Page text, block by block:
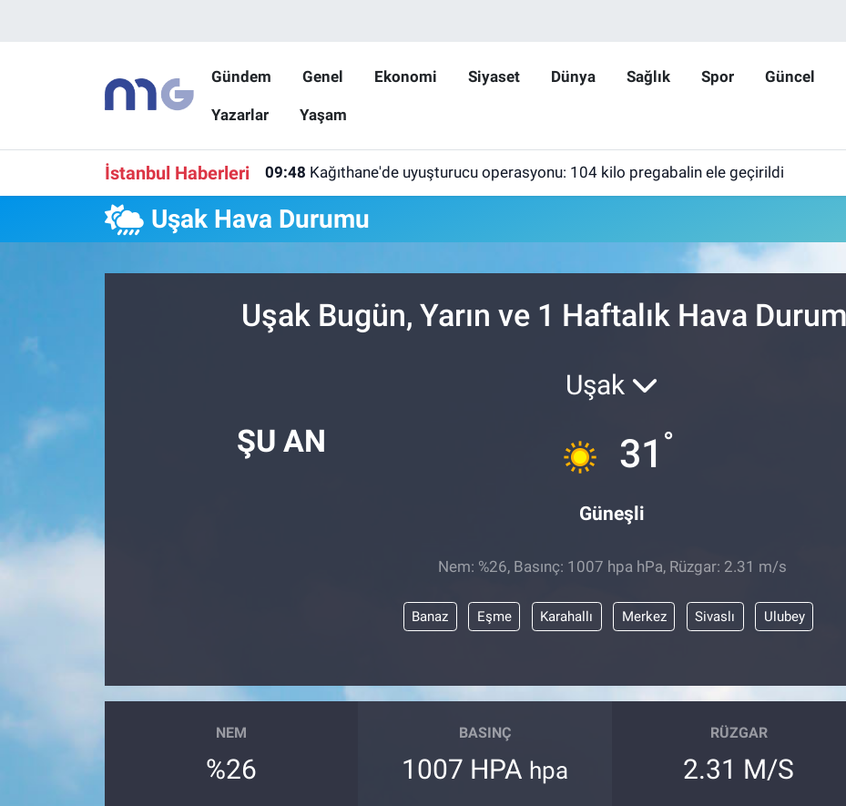
Gündem Genel Ekonomi Siyaset Dünya Sağlık Spor Güncel
Yazarlar Yaşam
İstanbul Haberleri 09:48 Kağıthane'de uyuşturucu operasyonu: 104 kilo pregabalin ele geçirildi
Uşak Hava Durumu
Uşak Bugün, Yarın ve 1 Haftalık Hava
ŞU AN
Uşak
31 °
Güneşli
Nem: %26, Basınç: 1007 hpa hPa, Rüzgar: 2.31 m/s
Banaz Eşme Karahallı Merkez Sivaslı Ulubey
NEM
%26
BASINÇ
1007 HPA hpa
RÜZGAR
2.31 M/S
Hava Durumu
İstanbul Namaz Vakitleri
Trafik Durumu